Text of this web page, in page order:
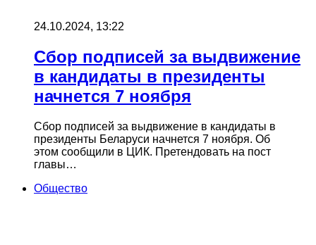
24.10.2024, 13:22
Сбор подписей за выдвижение
в кандидаты в президенты
начнется 7 ноября
Сбор подписей за выдвижение в кандидаты в
президенты Беларуси начнется 7 ноября. Об
этом сообщили в ЦИК. Претендовать на пост
главы…
Общество